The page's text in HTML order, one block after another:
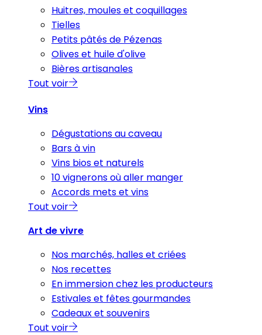
Huitres, moules et coquillages
Tielles
Petits pâtés de Pézenas
Olives et huile d'olive
Bières artisanales
Tout voir
Vins
Dégustations au caveau
Bars à vin
Vins bios et naturels
10 vignerons où aller manger
Accords mets et vins
Tout voir
Art de vivre
Nos marchés, halles et criées
Nos recettes
En immersion chez les producteurs
Estivales et fêtes gourmandes
Cadeaux et souvenirs
Tout voir